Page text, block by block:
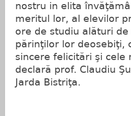
nostru in elita
meritul lor, al elevilor
ore de studiu alături
părinţilor lor deosebiţi,
sincere felicitări şi cele
declară prof. Claudiu
Jarda Bistriţa.